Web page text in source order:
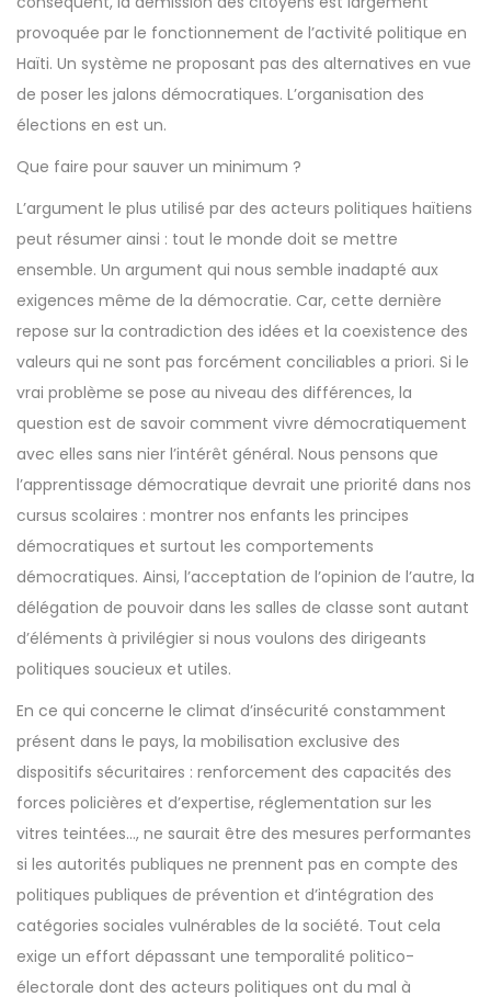
provoquée par le fonctionnement de l’activité politique en
Haïti. Un système ne proposant pas des alternatives en vue
de poser les jalons démocratiques. L’organisation des
élections en est un.
Que faire pour sauver un minimum ?
L’argument le plus utilisé par des acteurs politiques haïtiens
peut résumer ainsi : tout le monde doit se mettre
ensemble. Un argument qui nous semble inadapté aux
exigences même de la démocratie. Car, cette dernière
repose sur la contradiction des idées et la coexistence des
valeurs qui ne sont pas forcément conciliables a priori. Si le
vrai problème se pose au niveau des différences, la
question est de savoir comment vivre démocratiquement
avec elles sans nier l’intérêt général. Nous pensons que
l’apprentissage démocratique devrait une priorité dans nos
cursus scolaires : montrer nos enfants les principes
démocratiques et surtout les comportements
démocratiques. Ainsi, l’acceptation de l’opinion de l’autre, la
délégation de pouvoir dans les salles de classe sont autant
d’éléments à privilégier si nous voulons des dirigeants
politiques soucieux et utiles.
En ce qui concerne le climat d’insécurité constamment
présent dans le pays, la mobilisation exclusive des
dispositifs sécuritaires : renforcement des capacités des
forces policières et d’expertise, réglementation sur les
vitres teintées…, ne saurait être des mesures performantes
si les autorités publiques ne prennent pas en compte des
politiques publiques de prévention et d’intégration des
catégories sociales vulnérables de la société. Tout cela
exige un effort dépassant une temporalité politico-
électorale dont des acteurs politiques ont du mal à